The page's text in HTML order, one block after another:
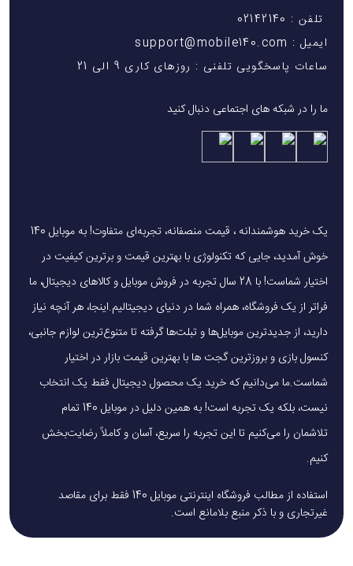
تلفن : 02142140
ایمیل : support@mobile140.com
ساعات پاسخگویی تلفنی : روزهای کاری 9 الی 21
ما را در شبکه های اجتماعی دنبال کنید
یک خرید هوشمندانه ، قیمت منصفانه، تجربه‌ای متفاوت! به موبایل 140
خوش آمدید، جایی که تکنولوژی با بهترین قیمت و برترین کیفیت در
اختیار شماست! با 28 سال تجربه در فروش موبایل و کالاهای دیجیتال، ما
فراتر از یک فروشگاه، همراه شما در دنیای دیجیتالیم.اینجا، هر آنچه نیاز
دارید، از جدیدترین موبایل‌ها و تبلت‌ها گرفته تا متنوع‌ترین لوازم جانبی،
کنسول بازی و بروزترین گجت ها با بهترین قیمت بازار در اختیار
شماست.ما می‌دانیم که خرید یک محصول دیجیتال فقط یک انتخاب
نیست، بلکه یک تجربه است! به همین دلیل در موبایل 140 تمام
تلاشمان را می‌کنیم تا این تجربه را سریع، آسان و کاملاً رضایت‌بخش
کنیم.
استفاده از مطالب فروشگاه اینترنتی موبایل 140 فقط برای مقاصد
غیرتجاری و با ذکر منبع بلامانع است.